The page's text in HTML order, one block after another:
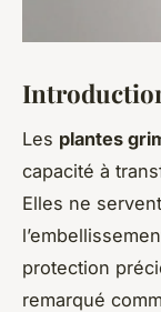
Les plantes
capacité à
Elles ne
protection
remarqué